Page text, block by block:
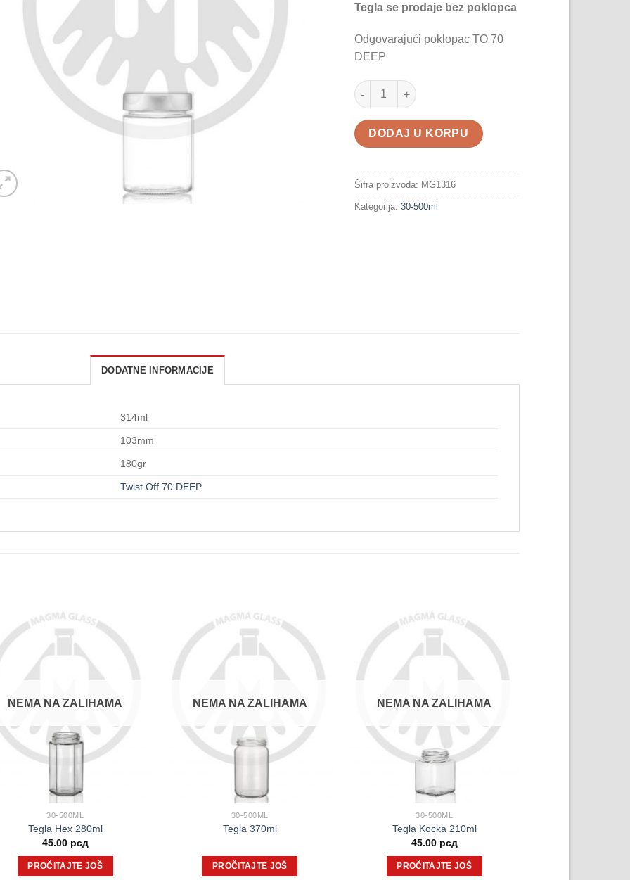
Tegla se prodaje bez poklopca
Odgovarajući poklopac TO 70
DEEP
Tegla Mio 314ml količina
DODAJ U KORPU
Šifra proizvoda: MG1316
Kategorija: 30-500ml
DODATNE INFORMACIJE
314ml
103mm
180gr
Twist Off 70 DEEP
NEMA NA ZALIHAMA
30-500ML
Tegla Hex 280ml
45.00 рсд
PROČITAJTE JOŠ
NEMA NA ZALIHAMA
30-500ML
Tegla 370ml
PROČITAJTE JOŠ
NEMA NA ZALIHAMA
30-500ML
Tegla Kocka 210ml
45.00 рсд
PROČITAJTE JOŠ